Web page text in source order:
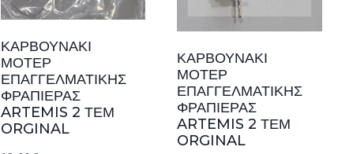
ΚΑΡΒΟΥΝΑΚΙ
ΜΟΤΕΡ
ΕΠΑΓΓΕΛΜΑΤΙΚΗΣ
ΦΡΑΠΙΕΡΑΣ
ARTEMIS 2 ΤΕΜ
ORGINAL
ΚΑΡΒΟΥΝΑΚΙ
ΜΟΤΕΡ
ΕΠΑΓΓΕΛΜΑΤΙΚΗΣ
ΦΡΑΠΙΕΡΑΣ
ARTEMIS 2 ΤΕΜ
ORGINAL